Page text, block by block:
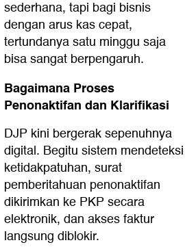
sederhana, tapi bagi bisnis
dengan arus kas cepat,
tertundanya satu minggu saja
bisa sangat berpengaruh.
Bagaimana Proses
Penonaktifan dan Klarifikasi
DJP kini bergerak sepenuhnya
digital. Begitu sistem mendeteksi
ketidakpatuhan, surat
pemberitahuan penonaktifan
dikirimkan ke PKP secara
elektronik, dan akses faktur
langsung diblokir.